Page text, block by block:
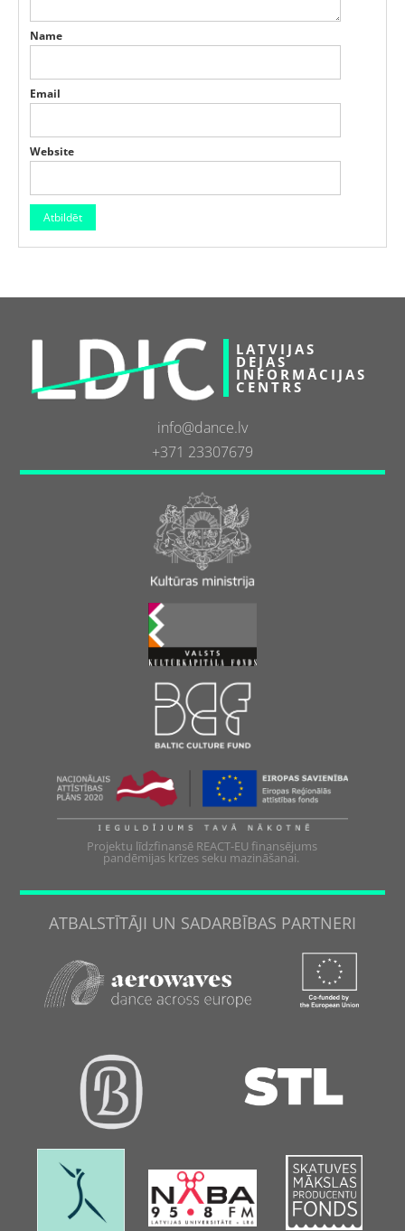
Name
Email
Website
LATVIJAS
DEJAS
INFORMĀCIJAS
CENTRS
info@dance.lv
+371 23307679
Projektu līdzfinansē REACT-EU finansējums
pandēmijas krīzes seku mazināšanai.
ATBALSTĪTĀJI UN SADARBĪBAS PARTNERI